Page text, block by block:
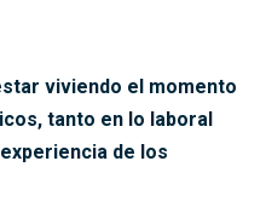
viviendo el momento
tanto en lo laboral
de los